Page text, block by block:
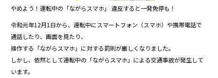
やめよう！運転中の「ながらスマホ」 違反すると一発免停も！
令和元年12月1日から、運転中にスマートフォン（スマホ）や携帯電話で
通話したり、画面を見たり、
操作する「ながらスマホ」に対する罰則が厳しくなりました。
しかし、依然として運転中の「ながらスマホ」による交通事故が発生して
います。